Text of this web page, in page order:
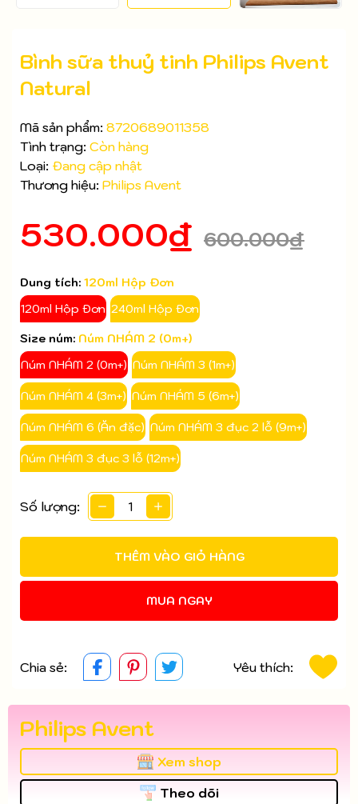
Bình sữa thuỷ tinh Philips Avent
Natural
Mã sản phẩm: 8720689011358
Tình trạng: Còn hàng
Loại: Đang cập nhật
Thương hiệu: Philips Avent
530.000₫ 600.000₫
Dung tích: 120ml Hộp Đơn
120ml Hộp Đơn 240ml Hộp Đơn
Size núm: Núm NHÁM 2 (0m+)
Núm NHÁM 2 (0m+) Núm NHÁM 3 (1m+)
Núm NHÁM 4 (3m+) Núm NHÁM 5 (6m+)
Núm NHÁM 6 (Ăn đặc) Núm NHÁM 3 đục 2 lỗ (9m+)
Núm NHÁM 3 đục 3 lỗ (12m+)
Số lượng:
THÊM VÀO GIỎ HÀNG
MUA NGAY
Ngày hết hạn:
Chia sẻ: Yêu thích:
Philips Avent
Xem shop
Theo dõi